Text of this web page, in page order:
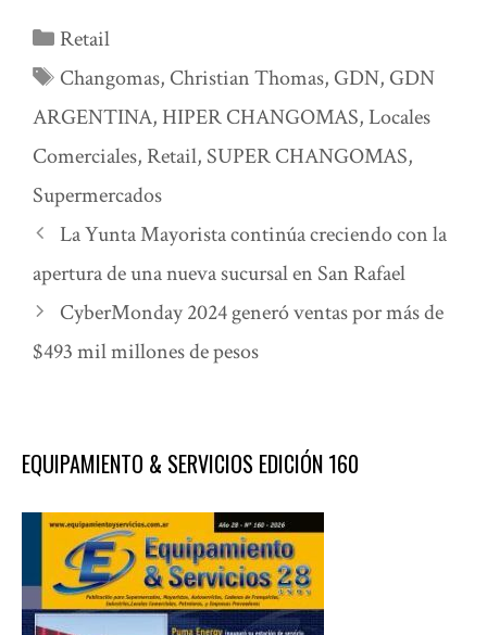
Categorías
Retail
Etiquetas
Changomas, Christian Thomas, GDN, GDN
ARGENTINA, HIPER CHANGOMAS,Locales
Comerciales, Retail, SUPER CHANGOMAS,
Supermercados
La Yunta Mayorista continúa creciendo con la
apertura de una nueva sucursal en San Rafael
CyberMonday 2024 generó ventas por más de
$493 mil millones de pesos
EQUIPAMIENTO & SERVICIOS EDICIÓN 160